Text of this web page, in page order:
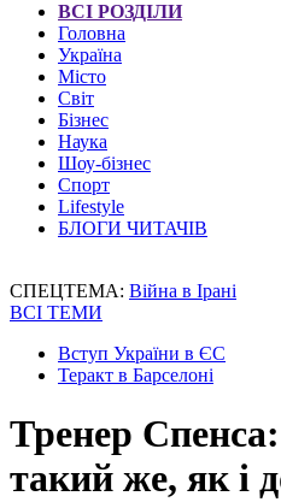
ВСІ РОЗДІЛИ
Головна
Україна
Місто
Світ
Бізнес
Наука
Шоу-бізнес
Спорт
Lifestyle
БЛОГИ ЧИТАЧІВ
СПЕЦТЕМА: Війна в Ірані
ВСІ ТЕМИ
Вступ України в ЄС
Теракт в Барселоні
Тренер
такий же, як і